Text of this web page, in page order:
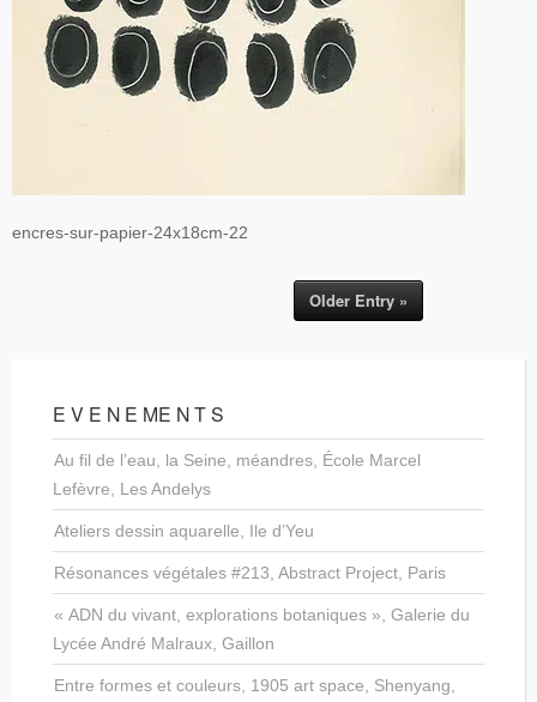
encres-sur-papier-24x18cm-22
Older Entry »
E V E N E ME N T S
Au fil de l’eau, la Seine, méandres, École Marcel
Lefèvre, Les Andelys
Ateliers dessin aquarelle, Ile d’Yeu
Résonances végétales #213, Abstract Project, Paris
« ADN du vivant, explorations botaniques », Galerie du
Lycée André Malraux, Gaillon
Entre formes et couleurs, 1905 art space, Shenyang,